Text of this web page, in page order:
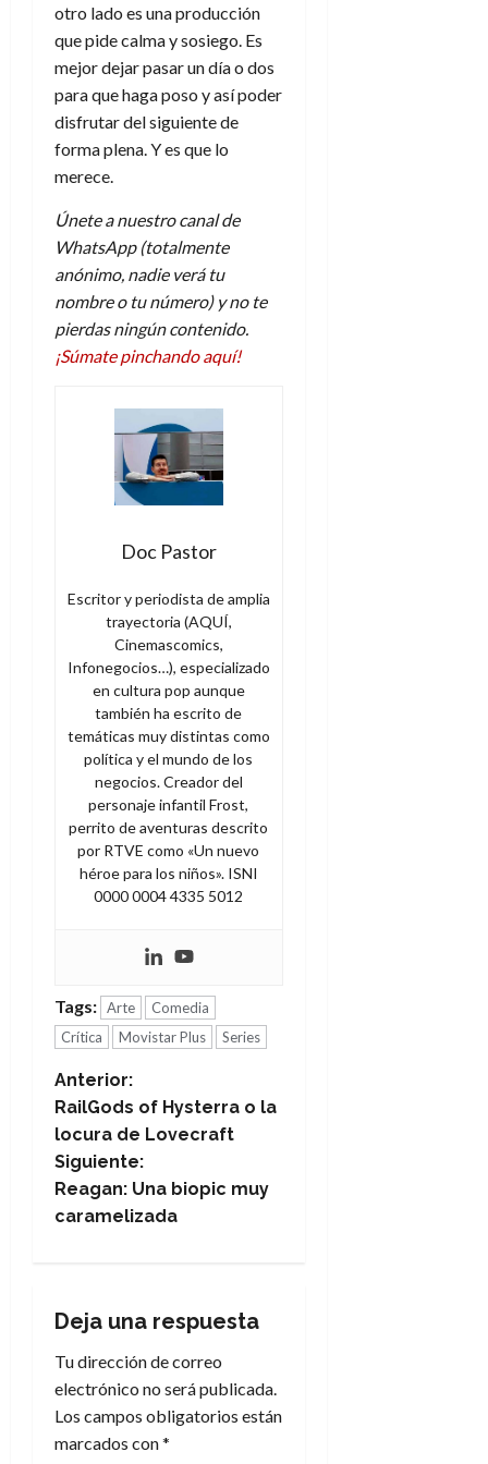
otro lado es una producción
que pide calma y sosiego. Es
mejor dejar pasar un día o dos
para que haga poso y así poder
disfrutar del siguiente de
forma plena. Y es que lo
merece.
Únete a nuestro canal de
WhatsApp (totalmente
anónimo, nadie verá tu
nombre o tu número) y no te
pierdas ningún contenido.
¡Súmate pinchando aquí!
Doc Pastor
Escritor y periodista de amplia
trayectoria (AQUÍ,
Cinemascomics,
Infonegocios…), especializado
en cultura pop aunque
también ha escrito de
temáticas muy distintas como
política y el mundo de los
negocios. Creador del
personaje infantil Frost,
perrito de aventuras descrito
por RTVE como «Un nuevo
héroe para los niños». ISNI
0000 0004 4335 5012
Tags: Arte
Comedia
Crítica
Movistar Plus Series
N
a
v
e
a
c
i
ó
Anterior:
RailGods of Hysterra o la
locura de Lovecraft
Siguiente:
Reagan: Una biopic muy
caramelizada
Deja una respuesta
Tu dirección de correo
electrónico no será publicada.
Los campos obligatorios están
marcados con*